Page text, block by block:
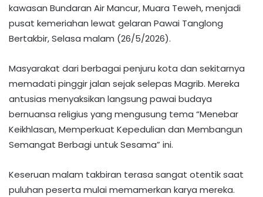
kawasan Bundaran Air Mancur, Muara Teweh, menjadi
pusat kemeriahan lewat gelaran Pawai Tanglong
Bertakbir, Selasa malam (26/5/2026).
Masyarakat dari berbagai penjuru kota dan sekitarnya
memadati pinggir jalan sejak selepas Magrib. Mereka
antusias menyaksikan langsung pawai budaya
bernuansa religius yang mengusung tema “Menebar
Keikhlasan, Memperkuat Kepedulian dan Membangun
Semangat Berbagi untuk Sesama” ini.
Keseruan malam takbiran terasa sangat otentik saat
puluhan peserta mulai memamerkan karya mereka.